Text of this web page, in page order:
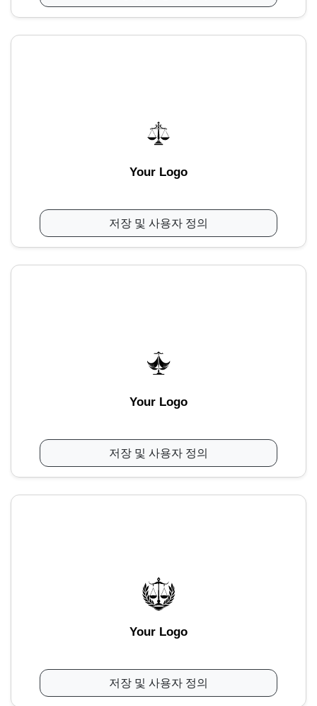
Your Logo
저장 및 사용자 정의
Your Logo
저장 및 사용자 정의
Your Logo
저장 및 사용자 정의